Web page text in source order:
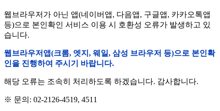
웹브라우저가 아닌 앱(네이버앱, 다음앱, 구글앱, 카카오톡앱
등)으로 본인확인 서비스 이용 시 호환성 오류가 발생하고 있
습니다.
웹브라우저앱(크롬, 엣지, 웨일, 삼성 브라우저 등)으로 본인확
인을 진행하여 주시기 바랍니다.
해당 오류는 조속히 처리하도록 하겠습니다. 감사합니다.
※ 문의: 02-2126-4519, 4511